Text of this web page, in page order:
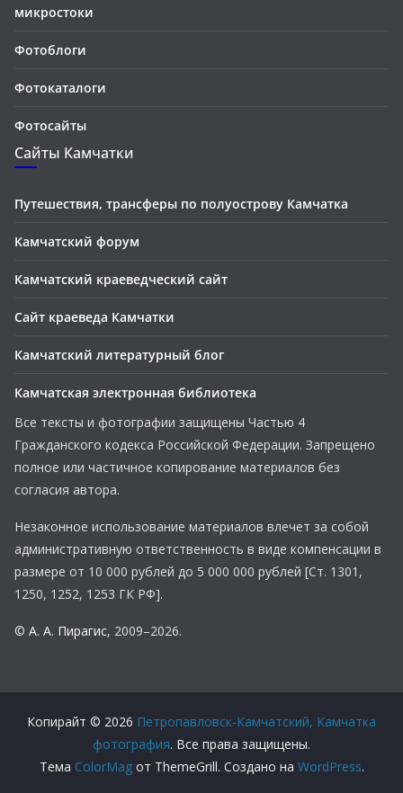
микростоки
Фотоблоги
Фотокаталоги
Фотосайты
Сайты Камчатки
Путешествия, трансферы по полуострову Камчатка
Камчатский форум
Камчатский краеведческий сайт
Сайт краеведа Камчатки
Камчатский литературный блог
Камчатская электронная библиотека
Все тексты и фотографии защищены Частью 4
Гражданского кодекса Российской Федерации. Запрещено
полное или частичное копирование материалов без
согласия автора.
Незаконное использование материалов влечет за собой
административную ответственность в виде компенсации в
размере от 10 000 рублей до 5 000 000 рублей [Ст. 1301,
1250, 1252, 1253 ГК РФ].
© А. А. Пирагис, 2009–2026.
Копирайт © 2026 Петропавловск-Камчатский, Камчатка
фотография. Все права защищены.
Тема ColorMagот ThemeGrill. Создано на WordPress.